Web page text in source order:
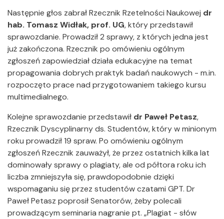
Następnie głos zabrał Rzecznik Rzetelności Naukowej dr
hab. Tomasz Widłak, prof. UG, który przedstawił
sprawozdanie. Prowadził 2 sprawy, z których jedna jest
już zakończona. Rzecznik po omówieniu ogólnym
zgłoszeń zapowiedział działa edukacyjne na temat
propagowania dobrych praktyk badań naukowych - m.in.
rozpoczęto prace nad przygotowaniem takiego kursu
multimedialnego.
Kolejne sprawozdanie przedstawił dr Paweł Petasz,
Rzecznik Dyscyplinarny ds. Studentów, który w minionym
roku prowadził 19 spraw. Po omówieniu ogólnym
zgłoszeń Rzecznik zauważył, że przez ostatnich kilka lat
dominowały sprawy o plagiaty, ale od półtora roku ich
liczba zmniejszyła się, prawdopodobnie dzięki
wspomaganiu się przez studentów czatami GPT. Dr
Paweł Petasz poprosił Senatorów, żeby polecali
prowadzącym seminaria nagranie pt. „Plagiat - słów